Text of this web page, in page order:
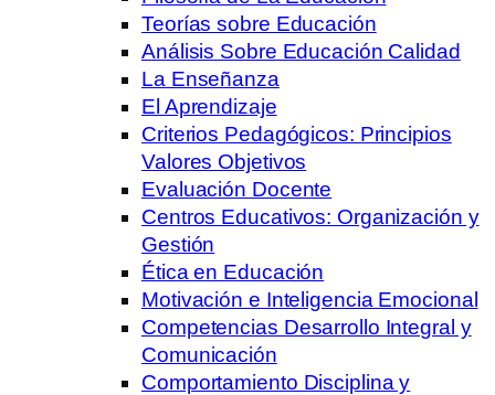
Teorías sobre Educación
Análisis Sobre Educación Calidad
La Enseñanza
El Aprendizaje
Criterios Pedagógicos: Principios
Valores Objetivos
Evaluación Docente
Centros Educativos: Organización y
Gestión
Ética en Educación
Motivación e Inteligencia Emocional
Competencias Desarrollo Integral y
Comunicación
Comportamiento Disciplina y